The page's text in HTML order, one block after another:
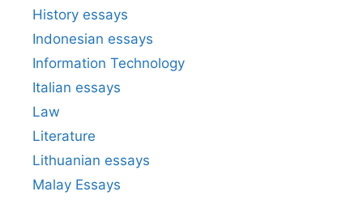
History essays
Indonesian essays
Information Technology
Italian essays
Law
Literature
Lithuanian essays
Malay Essays